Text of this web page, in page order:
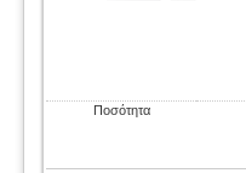
Ποσότητα